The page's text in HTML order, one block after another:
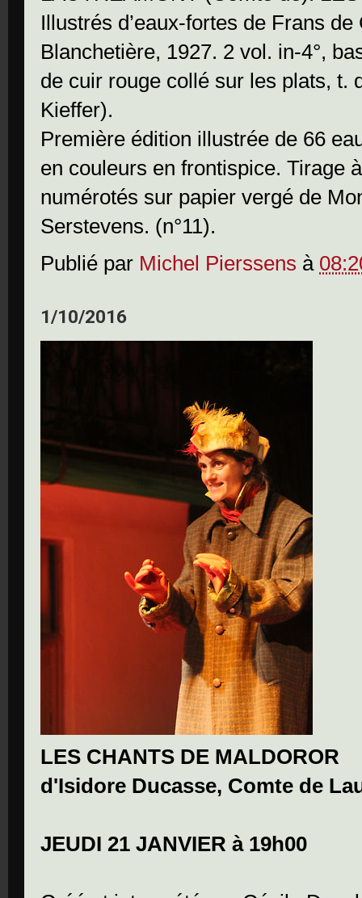
Illustrés d’eaux-fortes de Frans
Blanchetière, 1927. 2 vol. in-4°,
de cuir rouge collé sur les plats, t.
Kieffer).
Première édition illustrée de 66
en couleurs en frontispice. Tirage
numérotés sur papier vergé de
Serstevens. (n°11).
Publié par Michel Pierssens à
1/10/2016
LES CHANTS DE MALDOROR
d'Isidore Ducasse, Comte de
JEUDI 21 JANVIER à 19h00